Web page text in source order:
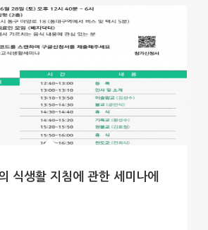
식생활 지침에 관한 세미나에